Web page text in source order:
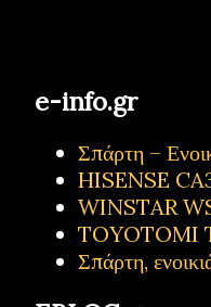
e-info.gr
Σπάρτη –
HISENSE
WINSTAR
TOYOTOMI
Σπάρτη,